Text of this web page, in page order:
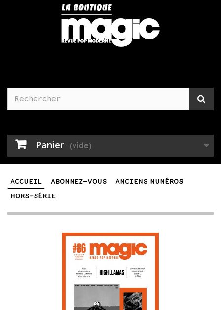
Panier (vide)
ACCUEIL ABONNEZ-VOUS
ANCIENS NUMÉROS
HORS-SÉRIE